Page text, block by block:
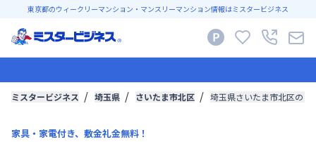
東京都のウィークリーマンション・マンスリーマンション情報はミスタービジネス
ミスタービジネス 埼玉県 さいたま市北区 埼玉県さいたま市北区のウ
家具・家電付き、敷金礼金無料！